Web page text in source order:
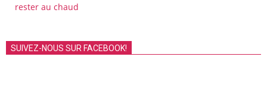
rester au chaud
SUIVEZ-NOUS SUR FACEBOOK!